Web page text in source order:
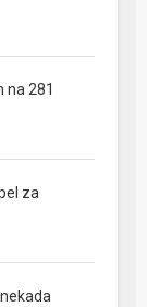
na 281
za